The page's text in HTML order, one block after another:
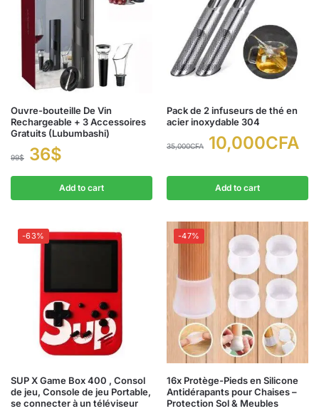
Ouvre-bouteille De Vin
Rechargeable + 3 Accessoires
Gratuits (Lubumbashi)
99$ 36$
Add to cart
Pack de 2 infuseurs de thé en
acier inoxydable 304
35,000CFA 10,000CFA
Add to cart
-63%
SUP X Game Box 400 , Consol
de jeu, Console de jeu Portable,
se connecter à un téléviseur
-47%
16x Protège-Pieds en Silicone
Antidérapants pour Chaises –
Protection Sol & Meubles